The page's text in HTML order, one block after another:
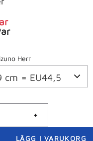
Herr
+